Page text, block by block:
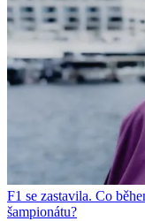
F1 se zastavila. Co
šampionátu?